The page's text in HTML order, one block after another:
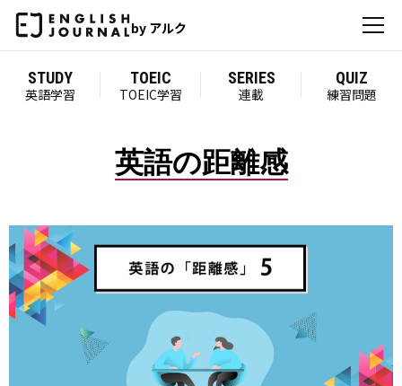
by アルク
STUDY
英語学習
TOEIC
TOEIC学習
SERIES
連載
QUIZ
練習問題
英語の距離感